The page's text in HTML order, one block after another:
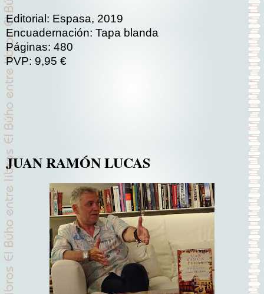
Editorial: Espasa, 2019
Encuadernación: Tapa blanda
Páginas: 480
PVP: 9,95 €
JUAN RAMÓN LUCAS